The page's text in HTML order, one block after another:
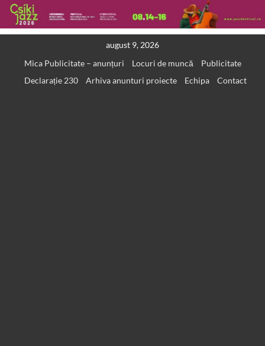
august 9, 2026
Mica Publicitate – anunțuri
Locuri de muncă
Publicitate
Declarație 230
Arhiva anunturi proiecte Echipa Contact